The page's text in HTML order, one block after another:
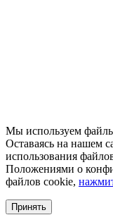
Мы используем
Оставаясь на нашем
использования
Положениями о
файлов cookie,
Принять